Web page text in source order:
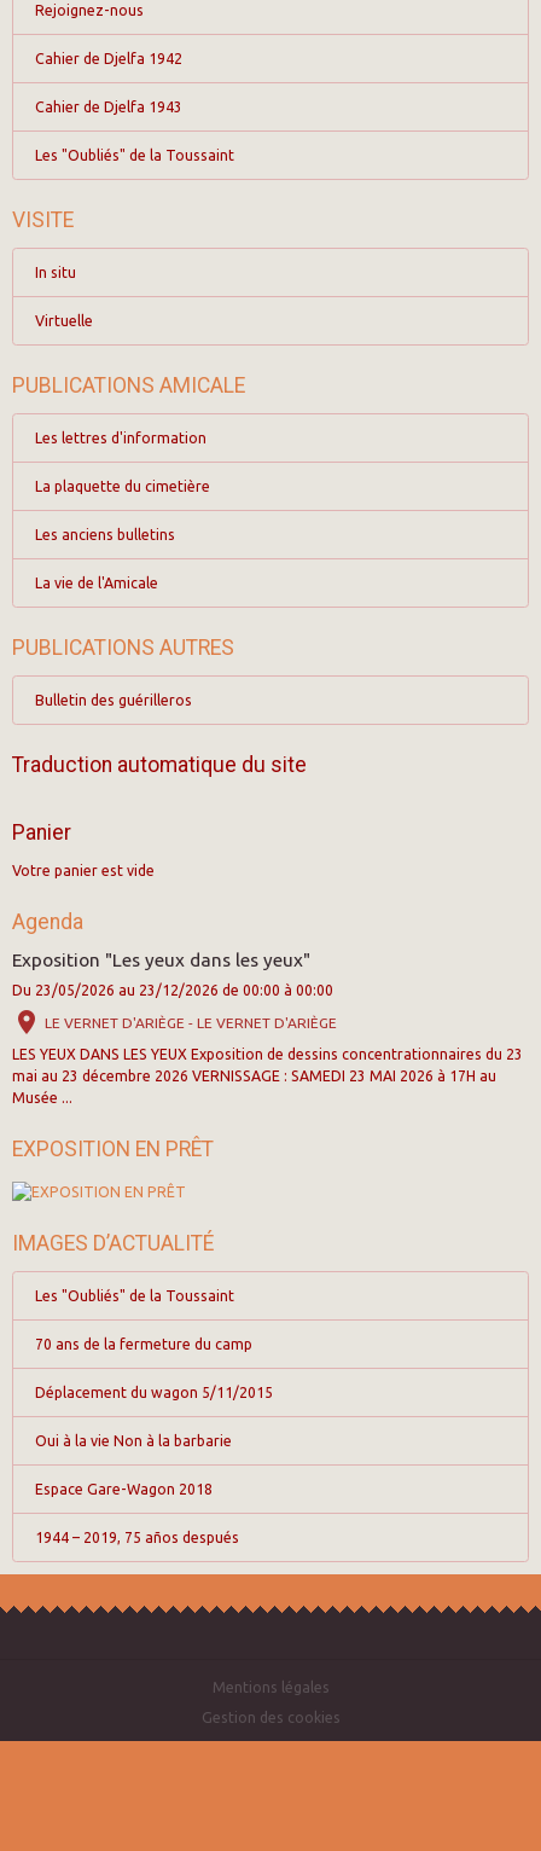
Rejoignez-nous
Cahier de Djelfa 1942
Cahier de Djelfa 1943
Les "Oubliés" de la Toussaint
VISITE
In situ
Virtuelle
PUBLICATIONS AMICALE
Les lettres d'information
La plaquette du cimetière
Les anciens bulletins
La vie de l'Amicale
PUBLICATIONS AUTRES
Bulletin des guérilleros
Traduction automatique du site
Panier
Votre panier est vide
Agenda
Exposition "Les yeux dans les yeux"
Du 23/05/2026 au 23/12/2026 de 00:00 à 00:00
LE VERNET D'ARIÈGE - LE VERNET D'ARIÈGE
LES YEUX DANS LES YEUX Exposition de dessins concentrationnaires du 23
mai au 23 décembre 2026 VERNISSAGE : SAMEDI 23 MAI 2026 à 17H au
Musée ...
EXPOSITION EN PRÊT
IMAGES D’ACTUALITÉ
Les "Oubliés" de la Toussaint
70 ans de la fermeture du camp
Déplacement du wagon 5/11/2015
Oui à la vie Non à la barbarie
Espace Gare-Wagon 2018
1944 – 2019, 75 años después
Mentions légales
Gestion des cookies